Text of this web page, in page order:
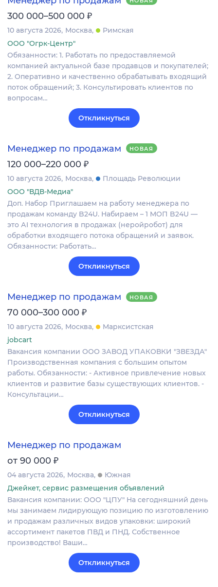
300 000–500 000 ₽
10 августа 2026 Москва
Римская
ООО "Огрк-Центр"
Обязанности: 1. Работать по предоставляемой
компанией актуальной базе продавцов и покупателей;
2. Оперативно и качественно обрабатывать входящий
поток обращений; 3. Консультировать клиентов по
вопросам…
Откликнуться
Менеджер по продажам НОВАЯ
120 000–220 000 ₽
10 августа 2026 Москва
Площадь Революции
ООО "ВДВ-Медиа"
Доп. Набор Приглашаем на работу менеджера по
продажам команду B24U. Набираем – 1 МОП B24U —
это АI технология в продажах (неройробот) для
обработки входящего потока обращений и заявок.
Обязанности: Работать…
Откликнуться
Менеджер по продажам НОВАЯ
70 000–300 000 ₽
10 августа 2026 Москва
Марксистская
jobcart
Вакансия компании ООО ЗАВОД УПАКОВКИ "ЗВЕЗДА"
Производственная компания с большим опытом
работы. Обязанности: - Активное привлечение новых
клиентов и развитие базы существующих клиентов. -
Консультации…
Откликнуться
Менеджер по продажам
от 90 000 ₽
04 августа 2026 Москва
Южная
Джейкет, сервис размещения объявлений
Вакансия компании: ООО "ЦПУ" На сегодняшний день
мы занимаем лидирующую позицию по изготовлению
и продажам различных видов упаковки: широкий
ассортимент пакетов ПВД и ПНД. Собственное
производство! Ваши…
Откликнуться